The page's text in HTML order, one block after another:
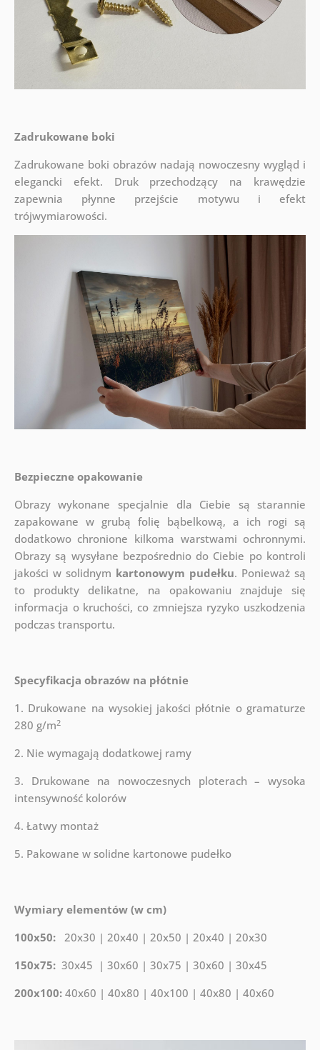
Zadrukowane boki
Zadrukowane boki obrazów nadają nowoczesny wygląd i
elegancki efekt. Druk przechodzący na krawędzie
zapewnia płynne przejście motywu i efekt
trójwymiarowości.
Bezpieczne opakowanie
Obrazy wykonane specjalnie dla Ciebie są starannie
zapakowane w grubą folię bąbelkową, a ich rogi są
dodatkowo chronione kilkoma warstwami ochronnymi.
Obrazy są wysyłane bezpośrednio do Ciebie po kontroli
jakości w solidnym kartonowym pudełku. Ponieważ są
to produkty delikatne, na opakowaniu znajduje się
informacja o kruchości, co zmniejsza ryzyko uszkodzenia
podczas transportu.
Specyfikacja obrazów na płótnie
1. Drukowane na wysokiej jakości płótnie o gramaturze
280 g/m2
2. Nie wymagają dodatkowej ramy
3. Drukowane na nowoczesnych ploterach – wysoka
intensywność kolorów
4. Łatwy montaż
5. Pakowane w solidne kartonowe pudełko
Wymiary elementów (w cm)
100x50: 20x30 | 20x40 | 20x50 | 20x40 | 20x30
150x75: 30x45 | 30x60 | 30x75 | 30x60 | 30x45
200x100: 40x60 | 40x80 | 40x100 | 40x80 | 40x60